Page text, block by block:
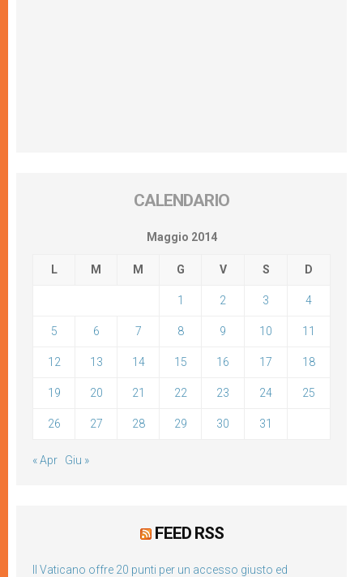
CALENDARIO
Maggio 2014
L M M G V S D
1 2 3 4
5 6 7 8 9 10 11
12 13 14 15 16 17 18
19 20 21 22 23 24 25
26 27 28 29 30 31
« Apr Giu »
FEED RSS
Il Vaticano offre 20 punti per un accesso giusto ed